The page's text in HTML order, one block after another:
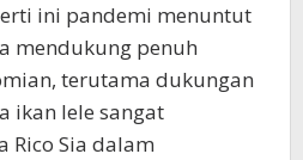
ini pandemi menuntut
mendukung penuh
terutama dukungan
ikan lele sangat
Rico Sia dalam